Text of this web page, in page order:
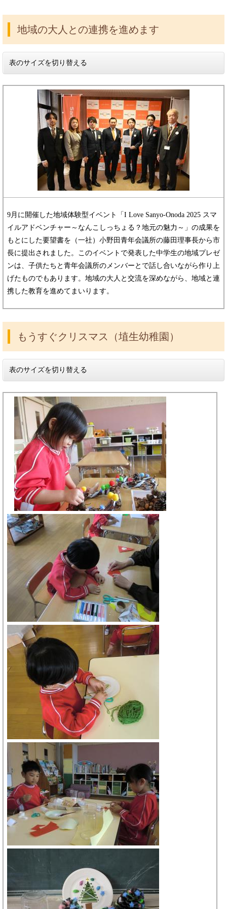
地域の大人との連携を進めます
表のサイズを切り替える
9月に開催した地域体験型イベント「I Love Sanyo-Onoda 2025 スマ
イルアドベンチャー～なんこしっちょる？地元の魅力～」の成果を
もとにした要望書を（一社）小野田青年会議所の藤田理事長から市
長に提出されました。このイベントで発表した中学生の地域プレゼ
ンは、子供たちと青年会議所のメンバーとで話し合いながら作り上
げたものでもあります。地域の大人と交流を深めながら、地域と連
携した教育を進めてまいります。
もうすぐクリスマス（埴生幼稚園）
表のサイズを切り替える